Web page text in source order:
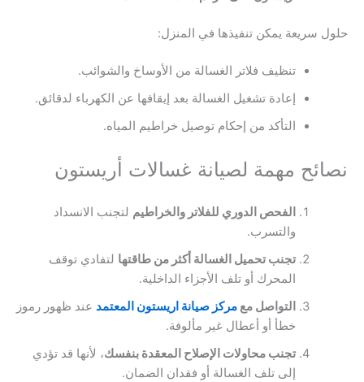
حلول سريعة يمكن تنفيذها في المنزل:
تنظيف فلاتر الغسالة من الأوساخ والشوائب.
إعادة تشغيل الغسالة بعد إيقافها عن الكهرباء لدقائق.
التأكد من إحكام توصيل خراطيم المياه.
نصائح مهمة لصيانة غسالات أريستون
الفحص الدوري للفلاتر والخراطيم لتجنب الانسداد
والتسرب.
تجنب تحميل الغسالة أكثر من طاقتها لتفادي توقف
المحرك أو تلف الأجزاء الداخلية.
التواصل مع مركز صيانة اريستون المعتمد عند ظهور رموز
خطأ أو أعطال غير مألوفة.
تجنب محاولات الإصلاح المعقدة بنفسك، لأنها قد تؤدي
إلى تلف الغسالة أو فقدان الضمان.